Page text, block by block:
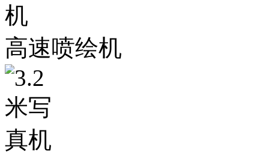
高速喷绘机